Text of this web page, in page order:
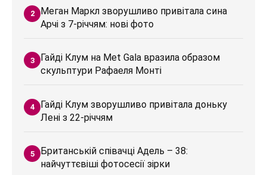
Меган Маркл зворушливо привітала сина
Арчі з 7-річчям: нові фото
Гайді Клум на Met Gala вразила образом
скульптури Рафаеля Монті
Гайді Клум зворушливо привітала доньку
Лені з 22-річчям
Британській співачці Адель – 38:
найчуттєвіші фотосесії зірки